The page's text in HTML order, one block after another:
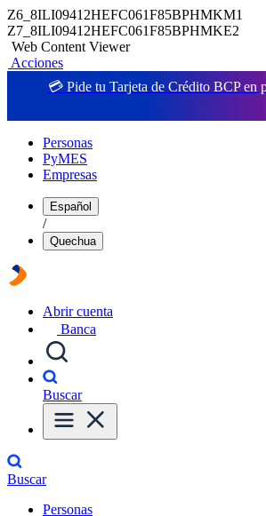
Z6_8ILI09412HEFC061F85BPHMKM1
Z7_8ILI09412HEFC061F85BPHMKE2
Web Content Viewer
Acciones
💳 Pide tu Tarjeta de Crédito BCP en
Personas
PyMES
Empresas
Español
/
Quechua
Abrir cuenta
Banca
Buscar
Buscar
Personas